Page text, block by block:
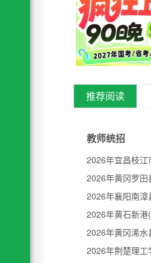
推荐阅读
教师统招